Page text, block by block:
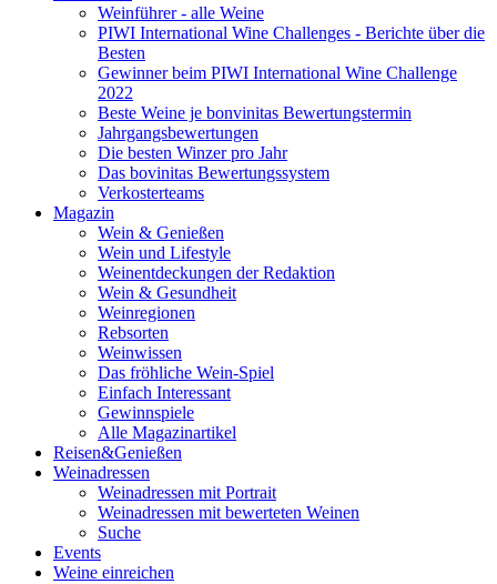
Weinführer - alle Weine
PIWI International Wine Challenges - Berichte über die
Besten
Gewinner beim PIWI International Wine Challenge
2022
Beste Weine je bonvinitas Bewertungstermin
Jahrgangsbewertungen
Die besten Winzer pro Jahr
Das bovinitas Bewertungssystem
Verkosterteams
Magazin
Wein & Genießen
Wein und Lifestyle
Weinentdeckungen der Redaktion
Wein & Gesundheit
Weinregionen
Rebsorten
Weinwissen
Das fröhliche Wein-Spiel
Einfach Interessant
Gewinnspiele
Alle Magazinartikel
Reisen&Genießen
Weinadressen
Weinadressen mit Portrait
Weinadressen mit bewerteten Weinen
Suche
Events
Weine einreichen